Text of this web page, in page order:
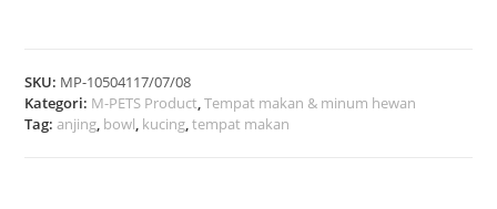
SKU: MP-10504117/07/08
Kategori: M-PETS Product,Tempat makan & minum hewan
Tag:anjing, bowl, kucing,tempat makan